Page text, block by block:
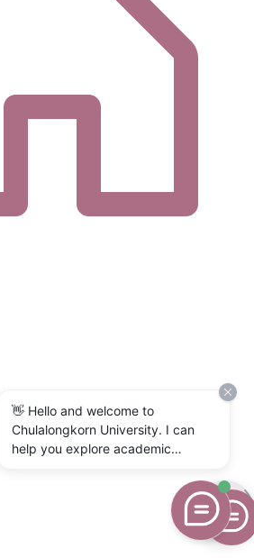
👋 Hello and welcome to
Chulalongkorn University. I can
help you explore academic